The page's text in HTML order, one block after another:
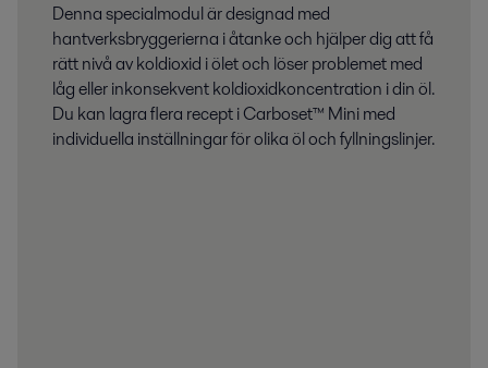
Denna specialmodul är designad med
hantverksbryggerierna i åtanke och hjälper dig att få
rätt nivå av koldioxid i ölet och löser problemet med
låg eller inkonsekvent koldioxidkoncentration i din öl.
Du kan lagra flera recept i Carboset™ Mini med
individuella inställningar för olika öl och fyllningslinjer.